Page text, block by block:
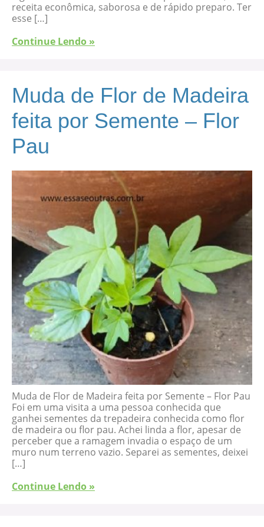
receita econômica, saborosa e de rápido preparo. Ter
esse […]
Continue Lendo »
Muda de Flor de Madeira
feita por Semente – Flor
Pau
Muda de Flor de Madeira feita por Semente – Flor Pau
Foi em uma visita a uma pessoa conhecida que
ganhei sementes da trepadeira conhecida como flor
de madeira ou flor pau. Achei linda a flor, apesar de
perceber que a ramagem invadia o espaço de um
muro num terreno vazio. Separei as sementes, deixei
[…]
Continue Lendo »